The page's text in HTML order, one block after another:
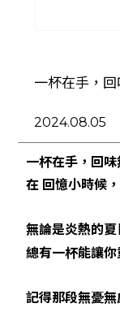
一杯在手，回
2024.08.05
一杯在手，回味
在 回憶小時候
無論是炎熱的
總有一杯能讓你
記得那段無憂無